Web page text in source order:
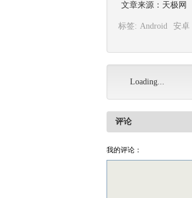
文章来源：天极网
标签: Android 安卓
Loading...
评论
我的评论：